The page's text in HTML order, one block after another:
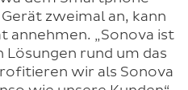
zweimal an, kann
annehmen. „Sonova ist
rund um das
wir als Sonova